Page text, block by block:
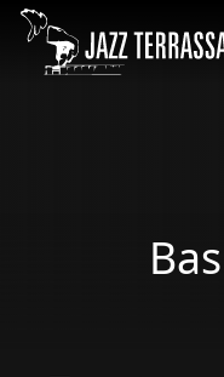
Vés al contingut